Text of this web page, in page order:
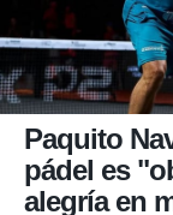
permite
seguir
contenido
a la
ACEPTAR
Y
CONTINUAR
CONFIGURAR
RECHAZAR
Paquito
pádel es
alegría en